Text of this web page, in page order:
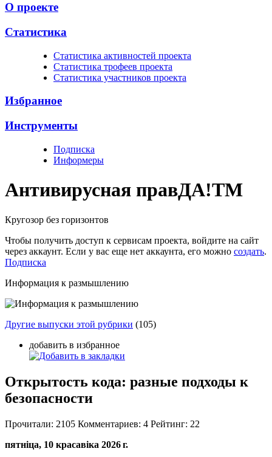
О проекте
Статистика
Cтатистика активностей проекта
Cтатистика трофеев проекта
Cтатистика участников проекта
Избранное
Инструменты
Подписка
Информеры
Антивирусная правДА!TM
Кругозор без горизонтов
Чтобы получить доступ к сервисам проекта, войдите на сайт
через аккаунт. Если у вас еще нет аккаунта, его можно создать.
Подписка
Информация к размышлению
Другие выпуски этой рубрики (105)
добавить в избранное
Открытость кода: разные подходы к
безопасности
Прочитали: 2105 Комментариев: 4 Рейтинг: 22
пятніца, 10 красавіка 2026 г.